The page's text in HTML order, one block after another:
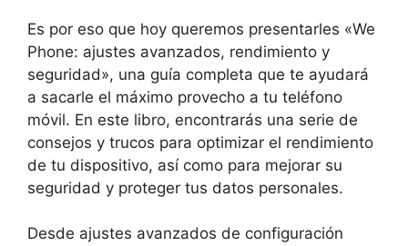
Es por eso que hoy queremos presentarles «We
Phone: ajustes avanzados, rendimiento y
seguridad», una guía completa que te ayudará
a sacarle el máximo provecho a tu teléfono
móvil. En este libro, encontrarás una serie de
consejos y trucos para optimizar el rendimiento
de tu dispositivo, así como para mejorar su
seguridad y proteger tus datos personales.
Desde ajustes avanzados de configuración